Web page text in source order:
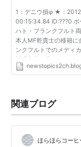
2．その他の部門
独立子会社化した
技・体操・バスケ
ンを持つ総合スポ
1：デニウ損φ ★：
00:15:34.84 ID:???0 ボ
ハト・フランクフルト
本人MF乾貴士の移籍に
ンクフルトでのメディ
正式契約を交わします
ラハト・フランクフル
関連ブログ
ほらほらコー